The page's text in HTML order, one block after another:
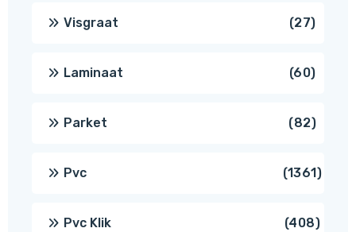
Visgraat 2727
Laminaat 6060
Parket 8282
Pvc 13611361
Pvc Klik 408408